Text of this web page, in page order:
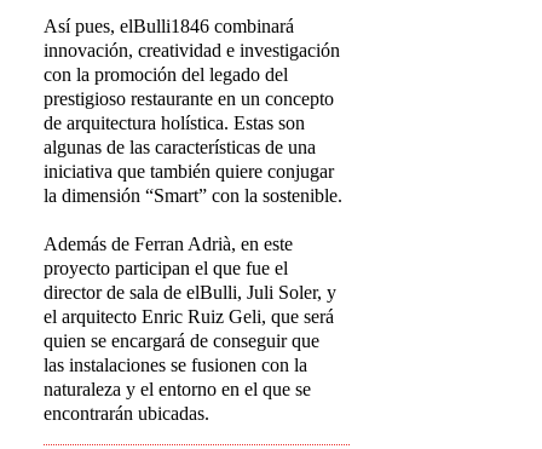
Así pues, elBulli1846 combinará
innovación, creatividad e investigación
con la promoción del legado del
prestigioso restaurante en un concepto
de arquitectura holística. Estas son
algunas de las características de una
iniciativa que también quiere conjugar
la dimensión “Smart” con la sostenible.
Además de Ferran Adrià, en este
proyecto participan el que fue el
director de sala de elBulli, Juli Soler, y
el arquitecto Enric Ruiz Geli, que será
quien se encargará de conseguir que
las instalaciones se fusionen con la
naturaleza y el entorno en el que se
encontrarán ubicadas.